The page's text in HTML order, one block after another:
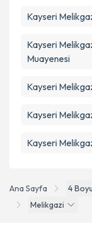
Ana Sayfa 4
Melikgazi
Kayseri
Kayseri
Muayenesi
Kayseri
Kayseri
Kayseri